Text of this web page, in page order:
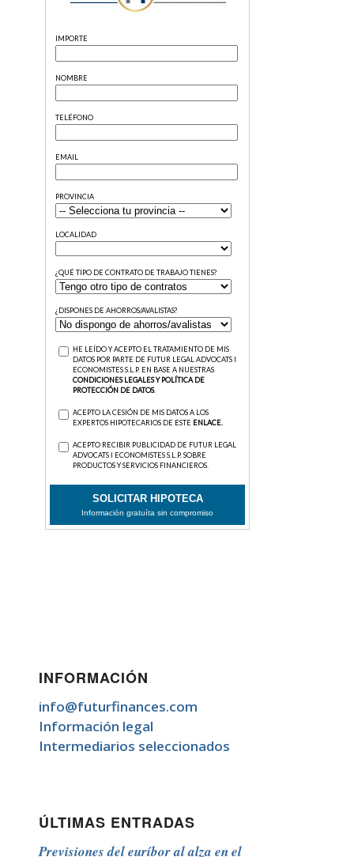
INFORMACIÓN
info@futurfinances.com
Información legal
Intermediarios seleccionados
ÚLTIMAS ENTRADAS
Previsiones del euríbor al alza en el